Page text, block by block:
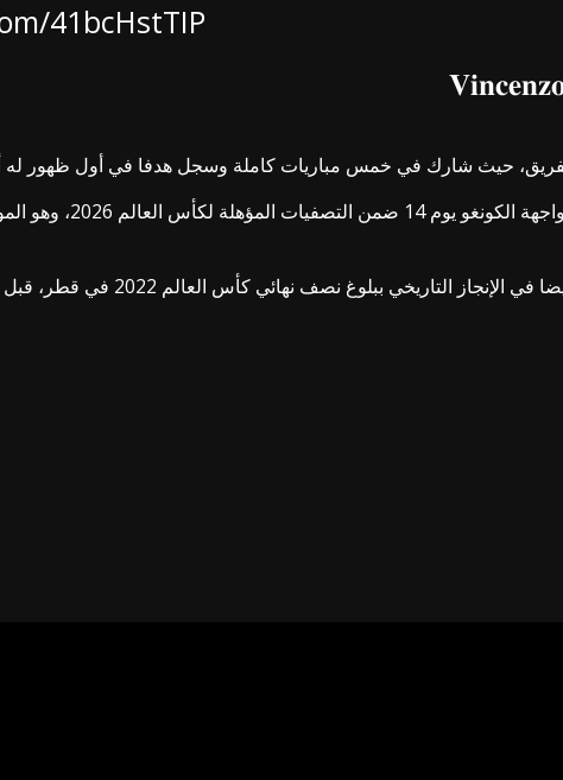
41bcHstTIP
حيث شارك في خمس مباريات كاملة وسجل هدفا في أول ظهور له
كما يستعد لقيادة خط دفاع المنتخب المغربي
اللاعب المخضرم، الذي خاض 56 مباراة دولية بقميص المغرب منذ